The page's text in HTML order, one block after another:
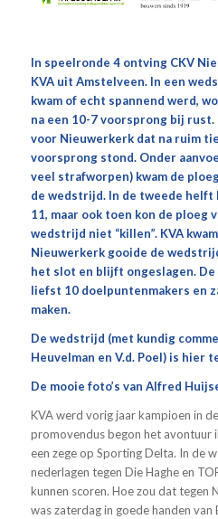
In speelronde 4 ontving CKV
KVA uit Amstelveen. In een
kwam of echt spannend werd,
na een 10-7 voorsprong bij
voor Nieuwerkerk dat na ruim
voorsprong stond. Onder
veel strafworpen) kwam de
de wedstrijd. In de tweede helft
11, maar ook toen kon de ploeg
wedstrijd niet “killen”. KVA
Nieuwerkerk gooide de
het slot en blijft ongeslagen. De
liefst 10 doelpuntenmakers en
maken.
De wedstrijd (met kundig
Heuvelman en V.d. Poel) is hier
De mooie foto’s van Alfred
KVA werd vorig jaar kampioen in
promovendus begon het avontuur
een zege op Sporting Delta. In de
nederlagen tegen Die Haghe en
kunnen scoren. Hoe zou dat tegen
was zaterdag in goede handen van